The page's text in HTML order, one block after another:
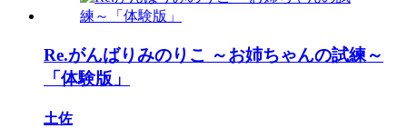
Re.がんばりみのりこ ～お姉ちゃんの試練～
「体験版」
土佐